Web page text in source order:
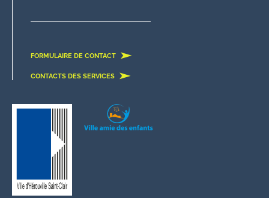
FORMULAIRE DE CONTACT
CONTACTS DES SERVICES